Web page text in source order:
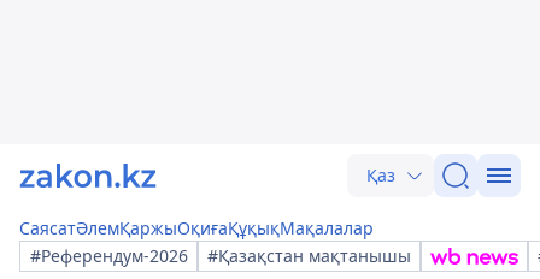
Қаз
СаясатӘлемҚаржыОқиғаҚұқықМақалалар
#Референдум-2026
#Қазақстан мақтанышы